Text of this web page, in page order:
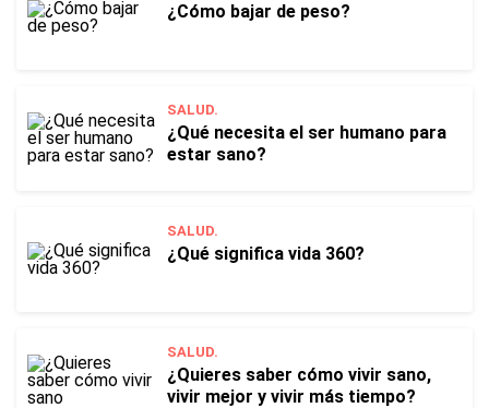
¿Cómo bajar de peso?
SALUD.
¿Qué necesita el ser humano para
estar sano?
SALUD.
¿Qué significa vida 360?
SALUD.
¿Quieres saber cómo vivir sano,
vivir mejor y vivir más tiempo?